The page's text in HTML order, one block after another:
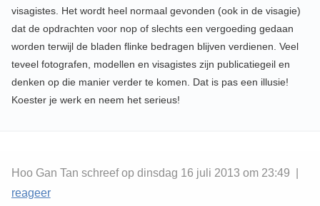
visagistes. Het wordt heel normaal gevonden (ook in de visagie)
dat de opdrachten voor nop of slechts een vergoeding gedaan
worden terwijl de bladen flinke bedragen blijven verdienen. Veel
teveel fotografen, modellen en visagistes zijn publicatiegeil en
denken op die manier verder te komen. Dat is pas een illusie!
Koester je werk en neem het serieus!
Hoo Gan Tan schreef op dinsdag 16 juli 2013 om 23:49 |
reageer